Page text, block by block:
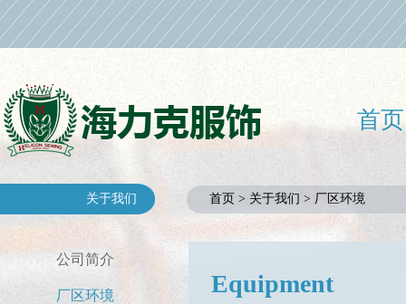
首页
关于我们
公司简介
厂区环境
首页 > 关于我们 > 厂区环境
Equipment